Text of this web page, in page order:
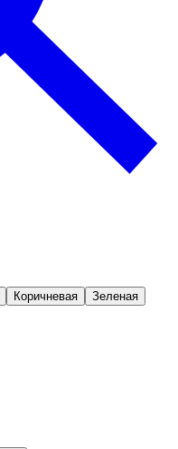
Коричневая Зеленая